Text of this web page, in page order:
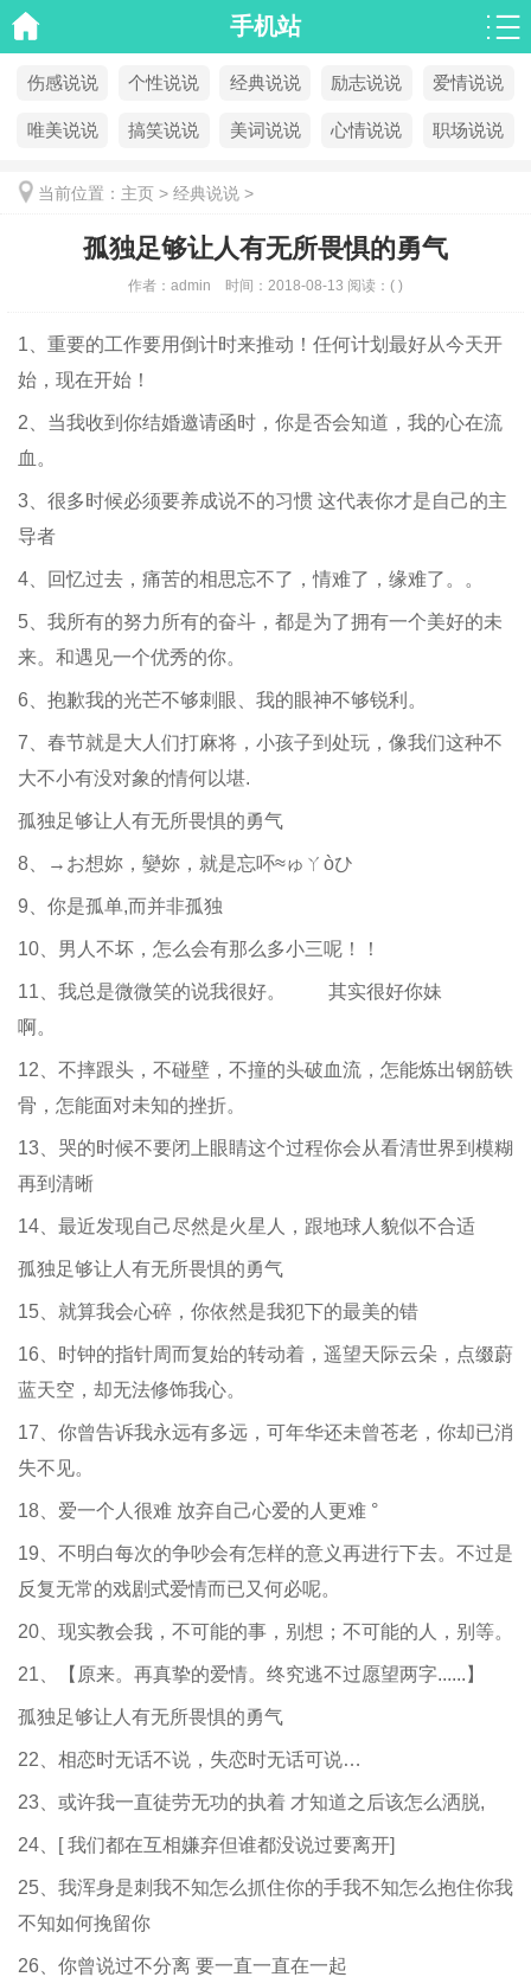
手机站
伤感说说 个性说说 经典说说 励志说说 爱情说说
唯美说说 搞笑说说 美词说说 心情说说 职场说说
当前位置： 主页 > 经典说说 >
孤独足够让人有无所畏惧的勇气
作者： admin 时间： 2018-08-13 阅读： ( )
1、重要的工作要用倒计时来推动！任何计划最好从今天开
始，现在开始！
2、当我收到你结婚邀请函时，你是否会知道，我的心在流
血。
3、很多时候必须要养成说不的习惯 这代表你才是自己的主
导者
4、回忆过去，痛苦的相思忘不了，情难了，缘难了。。
5、我所有的努力所有的奋斗，都是为了拥有一个美好的未
来。和遇见一个优秀的你。
6、抱歉我的光芒不够刺眼、我的眼神不够锐利。
7、春节就是大人们打麻将，小孩子到处玩，像我们这种不
大不小有没对象的情何以堪.
孤独足够让人有无所畏惧的勇气
8、→お想妳，孌妳，就是忘吥≈ゅㄚòひ
9、你是孤单,而并非孤独
10、男人不坏，怎么会有那么多小三呢！！
11、我总是微微笑的说我很好。 其实很好你妹
啊。
12、不摔跟头，不碰壁，不撞的头破血流，怎能炼出钢筋铁
骨，怎能面对未知的挫折。
13、哭的时候不要闭上眼睛这个过程你会从看清世界到模糊
再到清晰
14、最近发现自己尽然是火星人，跟地球人貌似不合适
孤独足够让人有无所畏惧的勇气
15、就算我会心碎，你依然是我犯下的最美的错
16、时钟的指针周而复始的转动着，遥望天际云朵，点缀蔚
蓝天空，却无法修饰我心。
17、你曾告诉我永远有多远，可年华还未曾苍老，你却已消
失不见。
18、爱一个人很难 放弃自己心爱的人更难 °
19、不明白每次的争吵会有怎样的意义再进行下去。不过是
反复无常的戏剧式爱情而已又何必呢。
20、现实教会我，不可能的事，别想；不可能的人，别等。
21、【原来。再真挚的爱情。终究逃不过愿望两字......】
孤独足够让人有无所畏惧的勇气
22、相恋时无话不说，失恋时无话可说…
23、或许我一直徒劳无功的执着 才知道之后该怎么洒脱,
24、[ 我们都在互相嫌弃但谁都没说过要离开]
25、我浑身是刺我不知怎么抓住你的手我不知怎么抱住你我
不知如何挽留你
26、你曾说过不分离 要一直一直在一起